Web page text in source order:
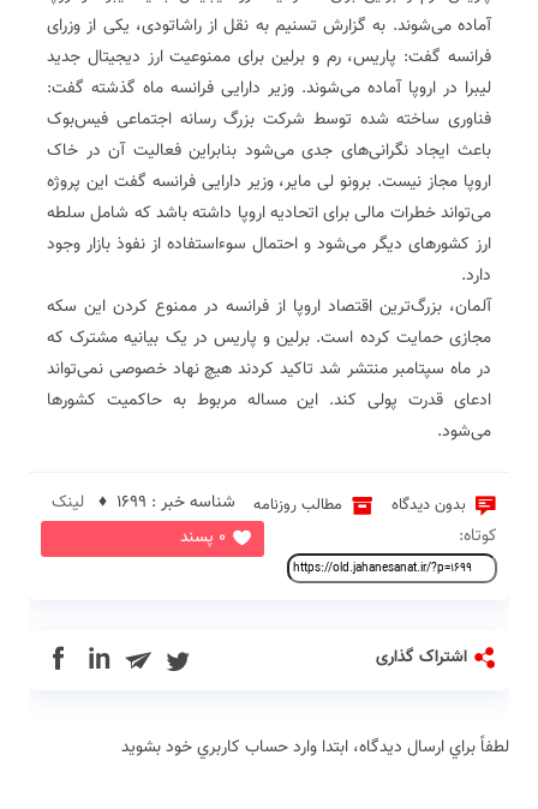
آماده می‌شوند. به گزارش تسنیم به نقل از راشاتودی، یکی از وزرای
فرانسه گفت: پاریس، رم و برلین برای ممنوعیت ارز دیجیتال جدید
لیبرا در اروپا آماده می‌شوند. وزیر دارایی فرانسه ماه گذشته گفت:
فناوری ساخته شده توسط شرکت بزرگ رسانه اجتماعی فیس‌بوک
باعث ایجاد نگرانی‌های جدی می‌شود بنابراین فعالیت آن در خاک
اروپا مجاز نیست. برونو لی مایر، وزیر دارایی فرانسه گفت این پروژه
می‌تواند خطرات مالی برای اتحادیه اروپا داشته باشد که شامل سلطه
ارز کشورهای دیگر می‌شود و احتمال سوءاستفاده از نفوذ بازار وجود
دارد.
آلمان، بزرگ‌ترین اقتصاد اروپا از فرانسه در ممنوع کردن این سکه
مجازی حمایت کرده است. برلین و پاریس در یک بیانیه مشترک که
در ماه سپتامبر منتشر شد تاکید کردند هیچ نهاد خصوصی نمی‌تواند
ادعای قدرت پولی کند. این مساله مربوط به حاکمیت کشورها
می‌شود.
بدون دیدگاه مطالب روزنامه
0 پسند
شناسه خبر : 1699 ♦
لینک
کوتاه:
اشتراک گذاری in
لطفاً براي ارسال دیدگاه، ابتدا وارد حساب كاربري خود بشويد